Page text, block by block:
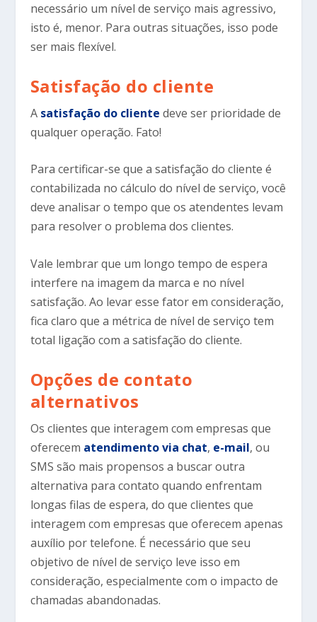
necessário um nível de serviço mais agressivo,
isto é, menor. Para outras situações, isso pode
ser mais flexível.
Satisfação do cliente
A satisfação do cliente deve ser prioridade de
qualquer operação. Fato!
Para certificar-se que a satisfação do cliente é
contabilizada no cálculo do nível de serviço, você
deve analisar o tempo que os atendentes levam
para resolver o problema dos clientes.
Vale lembrar que um longo tempo de espera
interfere na imagem da marca e no nível
satisfação. Ao levar esse fator em consideração,
fica claro que a métrica de nível de serviço tem
total ligação com a satisfação do cliente.
Opções de contato
alternativos
Os clientes que interagem com empresas que
oferecem atendimento via chat, e-mail, ou
SMS são mais propensos a buscar outra
alternativa para contato quando enfrentam
longas filas de espera, do que clientes que
interagem com empresas que oferecem apenas
auxílio por telefone. É necessário que seu
objetivo de nível de serviço leve isso em
consideração, especialmente com o impacto de
chamadas abandonadas.